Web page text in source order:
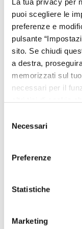
puoi scegliere le
preferenze e
pulsante
sito. Se chiudi
a destra,
memorizzati sul
necessari per il
delNecessari
Preferenze
Statistiche
Marketing
home Dove